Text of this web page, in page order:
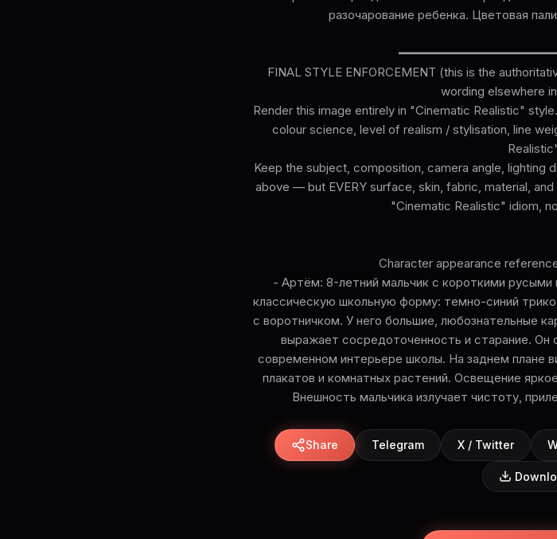
разочарование ребенка. Цветовая
FINAL STYLE ENFORCEMENT (this is the
wording elsewhere
Render this image entirely in "Cinematic Realistic"
colour science, level of realism / stylisation, line
Keep the subject, composition, camera angle, lighting
above — but EVERY surface, skin, fabric, material,
"Cinematic Realistic" idiom,
Character appearance
- Артём: 8-летний мальчик с короткими русыми
классическую школьную форму: темно-синий
с воротничком. У него большие, любознательные
выражает сосредоточенность и старание.
современном интерьере школы. На заднем плане
плакатов и комнатных растений. Освещение
Внешность мальчика излучает чистоту,
Share Telegram X / Twitter